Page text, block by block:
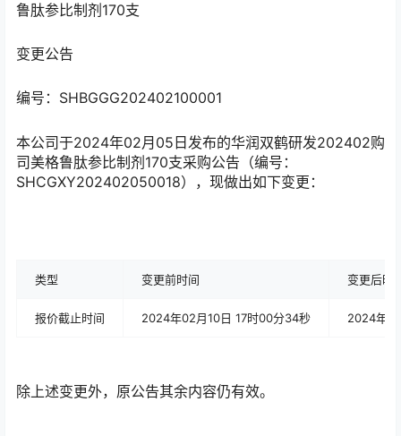
鲁肽参比制剂170支
变更公告
编号：SHBGGG202402100001
本公司于2024年02月05日发布的华润双鹤研发202402购
司美格鲁肽参比制剂170支采购公告（编号：
SHCGXY202402050018），现做出如下变更：
类型 变更前时间 变更后时
报价截止时间 2024年02月10日 17时00分34秒 2024年
除上述变更外，原公告其余内容仍有效。